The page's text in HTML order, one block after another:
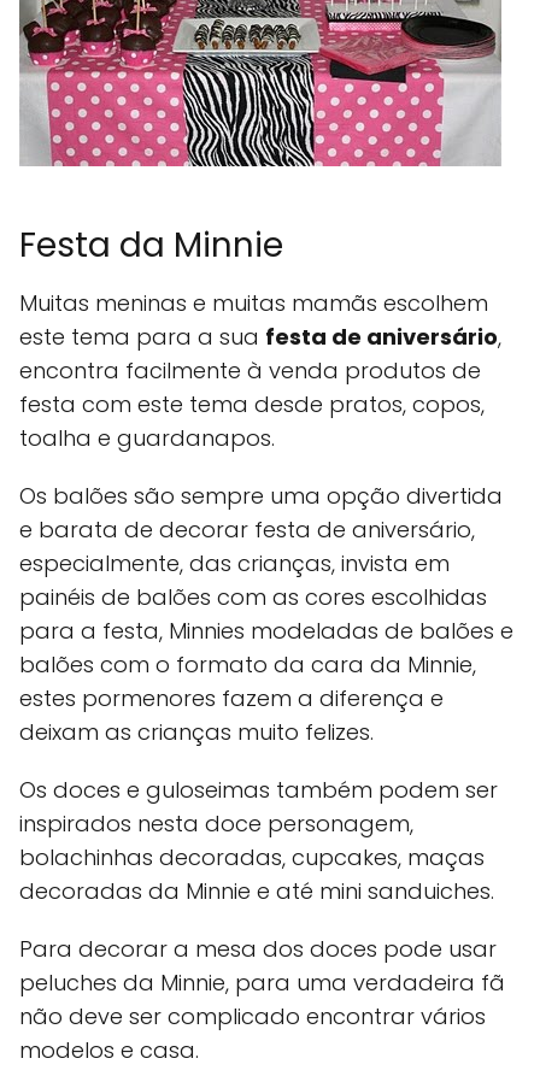
Festa da Minnie
Muitas meninas e muitas mamãs escolhem
este tema para a sua festa de aniversário,
encontra facilmente à venda produtos de
festa com este tema desde pratos, copos,
toalha e guardanapos.
Os balões são sempre uma opção divertida
e barata de decorar festa de aniversário,
especialmente, das crianças, invista em
painéis de balões com as cores escolhidas
para a festa, Minnies modeladas de balões e
balões com o formato da cara da Minnie,
estes pormenores fazem a diferença e
deixam as crianças muito felizes.
Os doces e guloseimas também podem ser
inspirados nesta doce personagem,
bolachinhas decoradas, cupcakes, maças
decoradas da Minnie e até mini sanduiches.
Para decorar a mesa dos doces pode usar
peluches da Minnie, para uma verdadeira fã
não deve ser complicado encontrar vários
modelos e casa.